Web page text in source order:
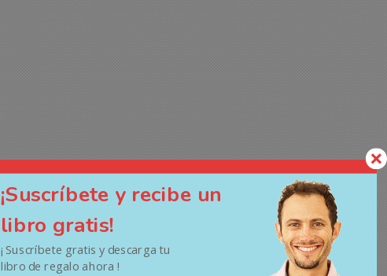
¡Suscríbete y recibe un
libro gratis!
¡ Suscríbete gratis y descarga tu
libro de regalo ahora !